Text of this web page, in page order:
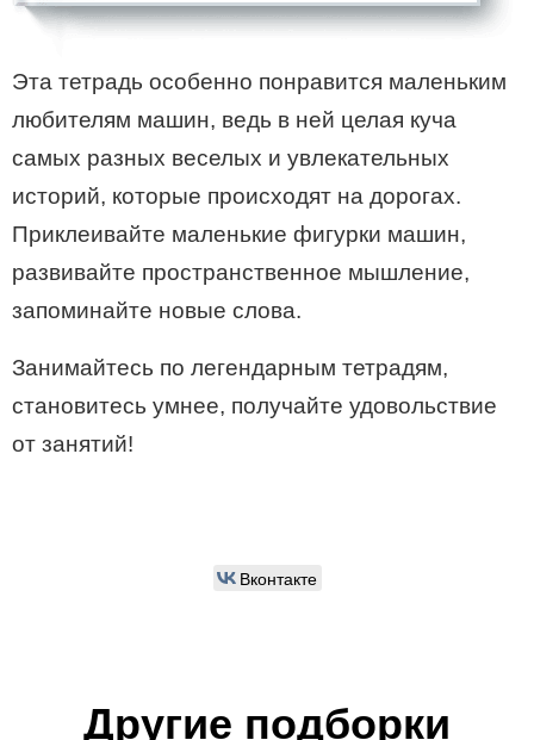
Эта тетрадь особенно понравится маленьким
любителям машин, ведь в ней целая куча
самых разных веселых и увлекательных
историй, которые происходят на дорогах.
Приклеивайте маленькие фигурки машин,
развивайте пространственное мышление,
запоминайте новые слова.
Занимайтесь по легендарным тетрадям,
становитесь умнее, получайте удовольствие
от занятий!
Вконтакте
Другие подборки